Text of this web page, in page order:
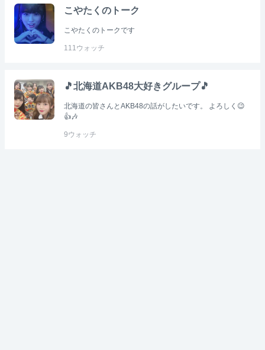
こやたくのトーク
こやたくのトークです
111ウォッチ
🎵北海道AKB48大好きグループ🎵
北海道の皆さんとAKB48の話がしたいです。 よろしく😉
👍🎶
9ウォッチ